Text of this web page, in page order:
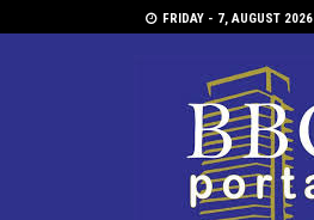
FRIDAY - 7, AUGUST 2026